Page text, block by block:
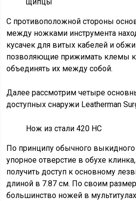
С противоположной стороны
между ножками инструмента
кусачек для витых кабелей и
позволяющие прижимать клемы
объединять их между собой.
Далее рассмотрим четыре
доступных снаружи Leatherman
Нож из стали 420 HC
По принципу обычного
упорное отверстие в обухе
получить доступ к основному
длиной в 7.87 см. По своим
большинство ножей в